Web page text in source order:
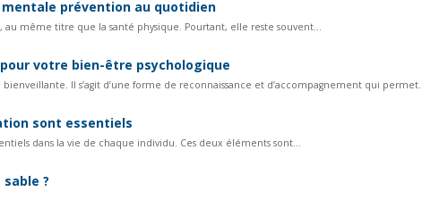
prévention au quotidien
même titre que la santé physique. Pourtant, elle reste souvent...
votre bien-être psychologique
Il s’agit d’une forme de reconnaissance et d’accompagnement qui
sont essentiels
dans la vie de chaque individu. Ces deux éléments sont...
?